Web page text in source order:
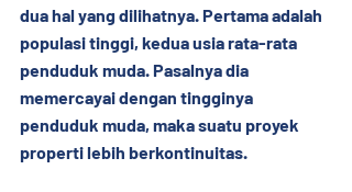
dua hal yang dilihatnya. Pertama adalah
populasi tinggi, kedua usia rata-rata
penduduk muda. Pasalnya dia
memercayai dengan tingginya
penduduk muda, maka suatu proyek
properti lebih berkontinuitas.